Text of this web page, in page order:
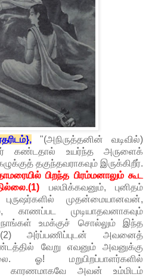
"(அநிருத்தனின் வடிவில்)
கண்டதால் உயர்ந்த அருளைக்
தகுந்தவராகவும் இருக்கிறீர்.
பிறந்த பிரம்மனாலும் கூட
பலமிக்கவனும், புனிதம்
முதன்மையானவன்,
காணப்பட முடியாதவனாகவும்
நாங்கள் உமக்குச் சொல்லும் இந்த
அர்ப்பணிப்புடன் அவனைத்
வேறு எவனும் அவனுக்கு
ஓ! மறுபிறப்பாளர்களில்
காரணமாகவே அவன் உம்மிடம்